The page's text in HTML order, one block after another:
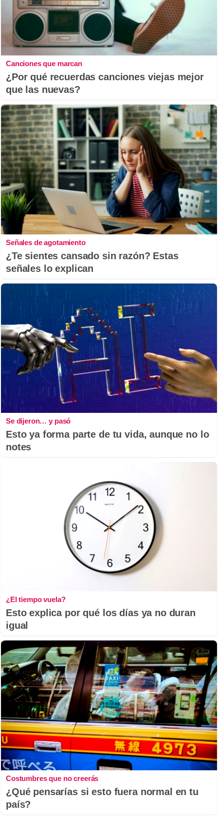
Canciones que marcan
¿Por qué recuerdas canciones viejas mejor
que las nuevas?
Señales de agotamiento
¿Te sientes cansado sin razón? Estas
señales lo explican
Se dijeron… y pasó
Esto ya forma parte de tu vida, aunque no lo
notes
¿El tiempo vuela?
Esto explica por qué los días ya no duran
igual
Costumbres que no creerás
¿Qué pensarías si esto fuera normal en tu
país?